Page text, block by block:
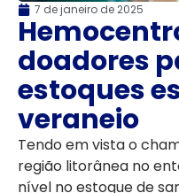
7 de janeiro de 2025
doadores
estoques
veraneio
Tendo em vista o
região litorânea no
nível no estoque de